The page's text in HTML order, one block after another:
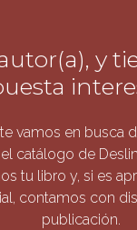
y
vamos en busca
catálogo de
tu libro y, si es
contamos con
publicación.